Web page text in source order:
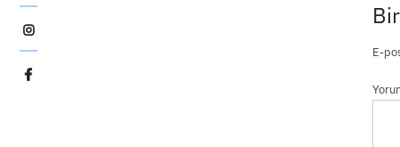
Pozlama
İmkansız
Pozlama
Şafak
E-